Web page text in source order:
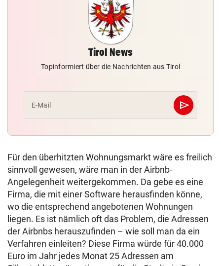
Tirol News
Topinformiert über die Nachrichten aus Tirol
E-Mail send
Abschicken
Für den überhitzten Wohnungsmarkt wäre es freilich
sinnvoll gewesen, wäre man in der Airbnb-
Angelegenheit weitergekommen. Da gebe es eine
Firma, die mit einer Software herausfinden könne,
wo die entsprechend angebotenen Wohnungen
liegen. Es ist nämlich oft das Problem, die Adressen
der Airbnbs herauszufinden – wie soll man da ein
Verfahren einleiten? Diese Firma würde für 40.000
Euro im Jahr jedes Monat 25 Adressen am